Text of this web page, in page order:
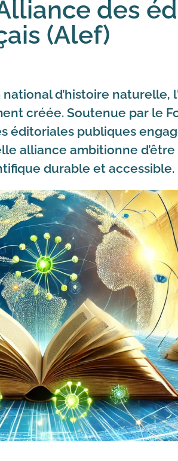
des
(Alef)
d’histoire
créée. Soutenue par le
publiques
alliance ambitionne
durable et accessible.